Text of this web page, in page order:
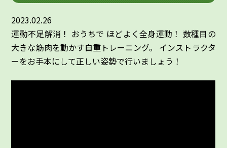
2023.02.26
運動不足解消！ おうちで ほどよく全身運動！ 数種目の
大きな筋肉を動かす自重トレーニング。 インストラクタ
ーをお手本にして正しい姿勢で行いましょう！